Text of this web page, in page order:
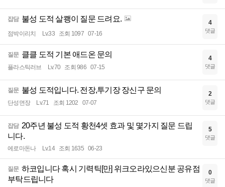
잡담 불성 도적 살쾡이 질문 드려요.
점박이리치 Lv.33 조회 1097 07-16
4
댓글
질문 클클 도적 기본 애드온 문의
플라스틱러브 Lv.70 조회 986 07-15
4
댓글
질문 불성 도적입니다. 전장,투기장 장신구 문의
단성면장 Lv.71 조회 1202 07-07
2
댓글
잡담 20주년 불성 도적 황천4셋 효과 및 몇가지 질문 드립
니다.
에로마돈나 Lv.14 조회 1635 06-23
5
댓글
질문 하코입니다 혹시 기력틱[만] 위크오라있으신분 공유점
부탁드립니다
0
댓글